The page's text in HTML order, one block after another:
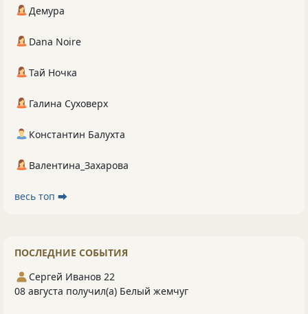
Демура
Dana Noire
Тай Ночка
Галина Суховерх
Константин Балухта
Валентина_Захарова
весь топ ⮕
ПОСЛЕДНИЕ СОБЫТИЯ
Сергей Иванов 22
08 августа получил(а) Белый жемчуг